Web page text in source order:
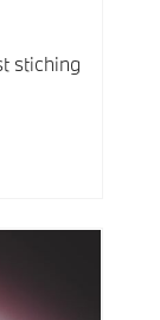
stiching